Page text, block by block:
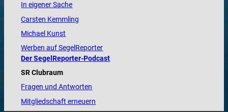
In eigener Sache
Carsten Kemmling
Michael Kunst
Werben auf SegelReporter
Der SegelReporter-Podcast
SR Clubraum
Fragen und Antworten
Mitgliedschaft erneuern